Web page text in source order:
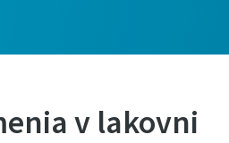
v lakovni